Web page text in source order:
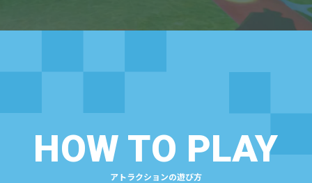
HOW TO PLAY
アトラクションの遊び方